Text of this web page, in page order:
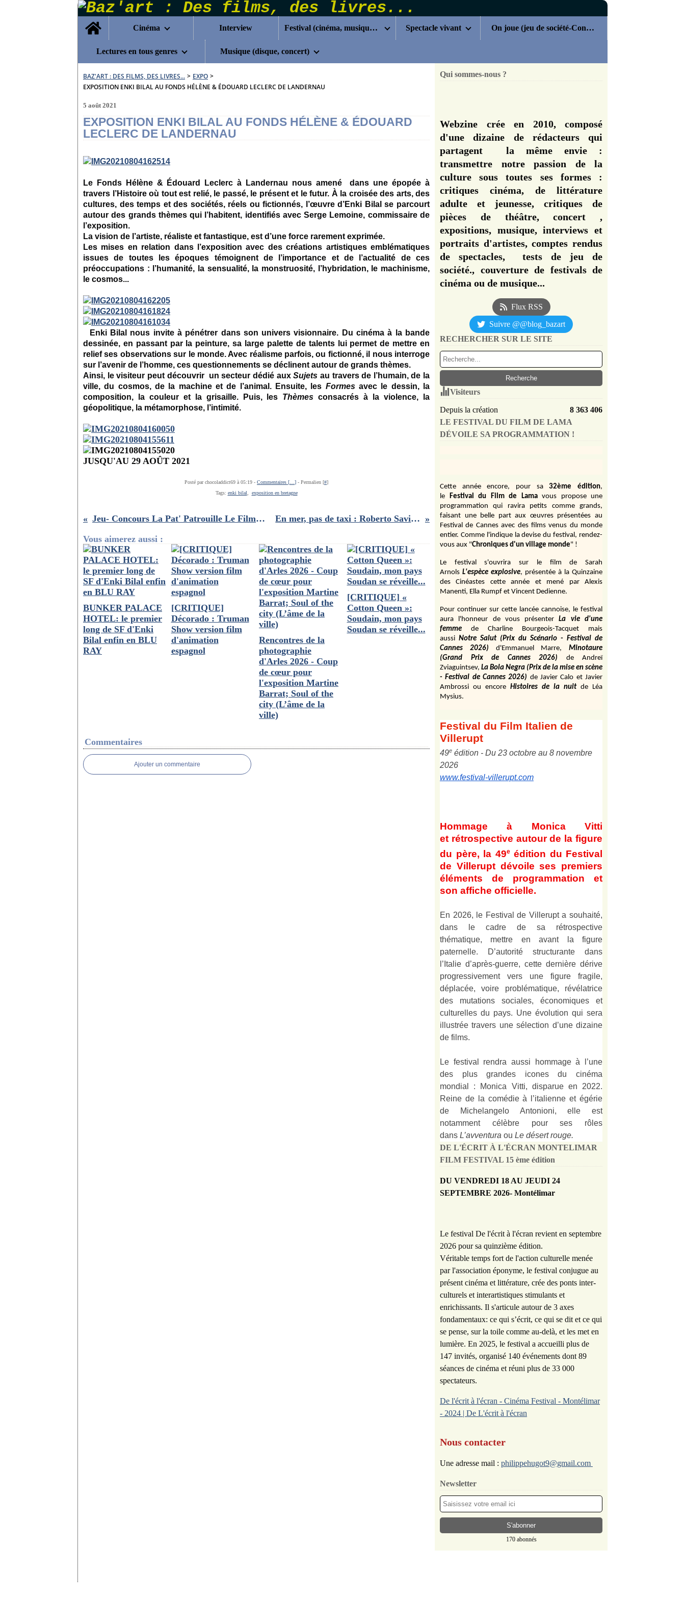
Home
Cinéma
Interview Festival (cinéma, musique...) Spectacle vivant On joue (jeu de société-Concours)
Lectures en tous genres Musique (disque, concert)
BAZ'ART : DES FILMS, DES LIVRES... > EXPO >
EXPOSITION ENKI BILAL AU FONDS HÉLÈNE & ÉDOUARD LECLERC DE LANDERNAU
5 août 2021
EXPOSITION ENKI BILAL AU FONDS HÉLÈNE & ÉDOUARD
LECLERC DE LANDERNAU
Le Fonds Hélène & Édouard Leclerc à Landernau nous amené dans une épopée à
travers l’Histoire où tout est relié, le passé, le présent et le futur. À la croisée des arts, des
cultures, des temps et des sociétés, réels ou fictionnés, l’œuvre d’Enki Bilal se parcourt
autour des grands thèmes qui l’habitent, identifiés avec Serge Lemoine, commissaire de
l’exposition.
La vision de l’artiste, réaliste et fantastique, est d’une force rarement exprimée.
Les mises en relation dans l’exposition avec des créations artistiques emblématiques
issues de toutes les époques témoignent de l’importance et de l’actualité de ces
préoccupations : l’humanité, la sensualité, la monstruosité, l’hybridation, le machinisme,
le cosmos...
Enki Bilal nous invite à pénétrer dans son univers visionnaire. Du cinéma à la bande
dessinée, en passant par la peinture, sa large palette de talents lui permet de mettre en
relief ses observations sur le monde. Avec réalisme parfois, ou fictionné, il nous interroge
sur l’avenir de l’homme, ces questionnements se déclinent autour de grands thèmes.
Ainsi, le visiteur peut découvrir un secteur dédié auxSujets au travers de l’humain, de la
ville, du cosmos, de la machine et de l’animal. Ensuite, les Formesavec le dessin, la
composition, la couleur et la grisaille. Puis, les Thèmes consacrés à la violence, la
géopolitique, la métamorphose, l’intimité.
JUSQU'AU 29 AOÛT 2021
Posté par chocoladdict69 à 05:19 - Commentaires [ ] - Permalien [#]
Tags: enki bilal exposition en bretagne
Jeu- Concours La Pat' Patrouille Le Film : des places de cinéma et des goodies à gagner
En mer, pas de taxi : Roberto Saviano toujours dans le combat humaniste
Vous aimerez aussi :
BUNKER PALACE
HOTEL: le premier
long de SF d'Enki
Bilal enfin en BLU
RAY
[CRITIQUE]
Décorado : Truman
Show version film
d'animation
espagnol
Rencontres de la
photographie
d'Arles 2026 - Coup
de cœur pour
l'exposition Martine
Barrat; Soul of the
city (L’âme de la
ville)
[CRITIQUE] «
Cotton Queen »:
Soudain, mon pays
Soudan se réveille...
Commentaires
Ajouter un commentaire
Qui sommes-nous ?
Webzine crée en 2010, composé
d'une dizaine de rédacteurs qui
partagent la même envie :
transmettre notre passion de la
culture sous toutes ses formes :
critiques cinéma, de littérature
adulte et jeunesse, critiques de
pièces de théâtre, concert ,
expositions, musique, interviews et
portraits d'artistes, comptes rendus
de spectacles, tests de jeu de
société., couverture de festivals de
cinéma ou de musique...
Flux RSS
Suivre @@blog_bazart
RECHERCHER SUR LE SITE
Visiteurs
Depuis la création
8 363 406
LE FESTIVAL DU FILM DE LAMA
DÉVOILE SA PROGRAMMATION !
Cette année encore, pour sa 32ème édition,
le Festival du Film de Lama vous propose une
programmation qui ravira petits comme grands,
faisant une belle part aux œuvres présentées au
Festival de Cannes avec des films venus du monde
entier. Comme l'indique la devise du festival, rendez-
vous aux "Chroniques d'un village monde" !
Le festival s'ouvrira sur le film de Sarah
Arnols L'espèce explosive, présentée à la Quinzaine
des Cinéastes cette année et mené par Alexis
Manenti, Ella Rumpf et Vincent Dedienne.
Pour continuer sur cette lancée cannoise, le festival
aura l'honneur de vous présenter
La vie d'une
femme
de Charline Bourgeois-Tacquet
mais
aussi Notre Salut (Prix du Scénario - Festival de
Cannes 2026)
d'Emmanuel Marre,
Minotaure
(Grand Prix de Cannes 2026)
de Andreï
Zviaguintsev, La Bola Negra (Prix de la mise en scène
- Festival de Cannes 2026) de Javier Calo et Javier
Ambrossi ou encore Histoires de la nuit de Léa
Mysius.
Festival du Film Italien de
Villerupt
49e édition - Du 23 octobre au 8 novembre
2026
www.festival-villerupt.com
Hommage à Monica Vitti
et rétrospective autour de la figure
du père, la 49e édition du Festival
de Villerupt dévoile ses premiers
éléments de programmation et
son affiche officielle.
En 2026, le Festival de Villerupt a souhaité,
dans le cadre de sa rétrospective
thématique, mettre en avant la figure
paternelle. D’autorité structurante dans
l’Italie d’après-guerre, cette dernière dérive
progressivement vers une figure fragile,
déplacée, voire problématique, révélatrice
des mutations sociales, économiques et
culturelles du pays. Une évolution qui sera
illustrée travers une sélection d’une dizaine
de films.
Le festival rendra aussi hommage à l’une
des plus grandes icones du cinéma
mondial : Monica Vitti, disparue en 2022.
Reine de la comédie à l’italienne et égérie
de Michelangelo Antonioni, elle est
notamment célèbre pour ses rôles
dans L’avventura ou Le désert rouge.
DE L'ÉCRIT À L'ÉCRAN MONTELIMAR
FILM FESTIVAL 15 ème édition
DU VENDREDI 18 AU JEUDI 24
SEPTEMBRE 2026- Montélimar
Le festival De l'écrit à l'écran revient en septembre
2026 pour sa quinzième édition.
Véritable temps fort de l'action culturelle menée
par l'association éponyme, le festival conjugue au
présent cinéma et littérature, crée des ponts inter-
culturels et interartistiques stimulants et
enrichissants. Il s'articule autour de 3 axes
fondamentaux: ce qui s’écrit, ce qui se dit et ce qui
se pense, sur la toile comme au-delà, et les met en
lumière. En 2025, le festival a accueilli plus de
147 invités, organisé 140 événements dont 89
séances de cinéma et réuni plus de 33 000
spectateurs.
De l'écrit à l'écran - Cinéma Festival - Montélimar
- 2024 | De L'écrit à l'écran
Nous contacter
Une adresse mail : philippehugot9@gmail.com
Newsletter
170 abonnés